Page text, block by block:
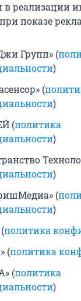
реализации
показе
Групп» (
)
(
)
(политика
)
)
(
)
политика
(политика
(политика
)